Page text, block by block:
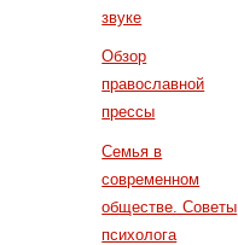
звуке
Обзор
православной
прессы
Семья в
современном
обществе. Советы
психолога